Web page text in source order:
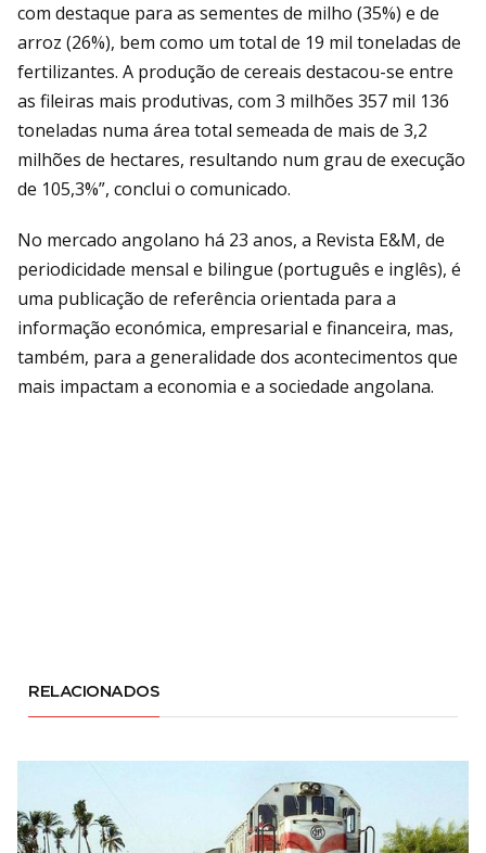
com destaque para as sementes de milho (35%) e de
arroz (26%), bem como um total de 19 mil toneladas de
fertilizantes. A produção de cereais destacou-se entre
as fileiras mais produtivas, com 3 milhões 357 mil 136
toneladas numa área total semeada de mais de 3,2
milhões de hectares, resultando num grau de execução
de 105,3%”, conclui o comunicado.
No mercado angolano há 23 anos, a Revista E&M, de
periodicidade mensal e bilingue (português e inglês), é
uma publicação de referência orientada para a
informação económica, empresarial e financeira, mas,
também, para a generalidade dos acontecimentos que
mais impactam a economia e a sociedade angolana.
RELACIONADOS